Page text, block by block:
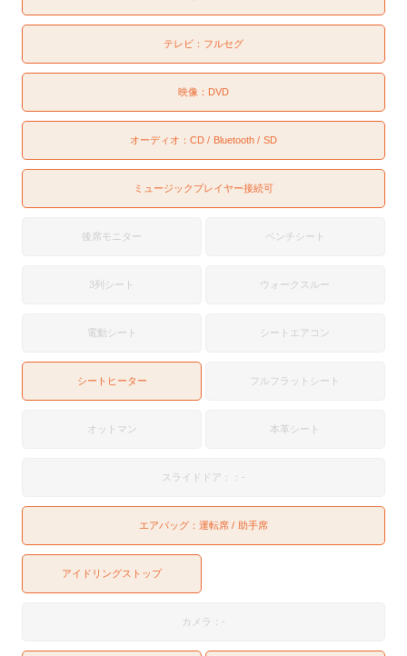
テレビ： フルセグ
映像： DVD
オーディオ： CD Bluetooth SD
ミュージックプレイヤー接続可
後席モニター ベンチシート
3列シート ウォークスルー
電動シート シートエアコン
シートヒーター フルフラットシート
オットマン 本革シート
スライドドア：：-
エアバッグ： 運転席 助手席
アイドリングストップ
カメラ：-